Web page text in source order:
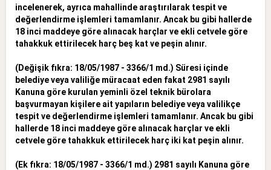
incelenerek, ayrıca mahallinde araştırılarak tespit ve
değerlendirme işlemleri tamamlanır. Ancak bu gibi hallerde
18 inci maddeye göre alınacak harçlar ve ekli cetvele göre
tahakkuk ettirilecek harç beş kat ve peşin alınır.
(Değişik fıkra: 18/05/1987 - 3366/1 md.) Süresi içinde
belediye veya valiliğe müracaat eden fakat 2981 sayılı
Kanuna göre kurulan yeminli özel teknik bürolara
başvurmayan kişilere ait yapıların belediye veya valilikçe
tespit ve değerlendirme işlemleri tamamlanır. Ancak bu gibi
hallerde 18 inci maddeye göre alınacak harçlar ve ekli
cetvele göre tahakkuk ettirilecek harç iki kat peşin alınır.
(Ek fıkra: 18/05/1987 - 3366/1 md.) 2981 sayılı Kanuna göre